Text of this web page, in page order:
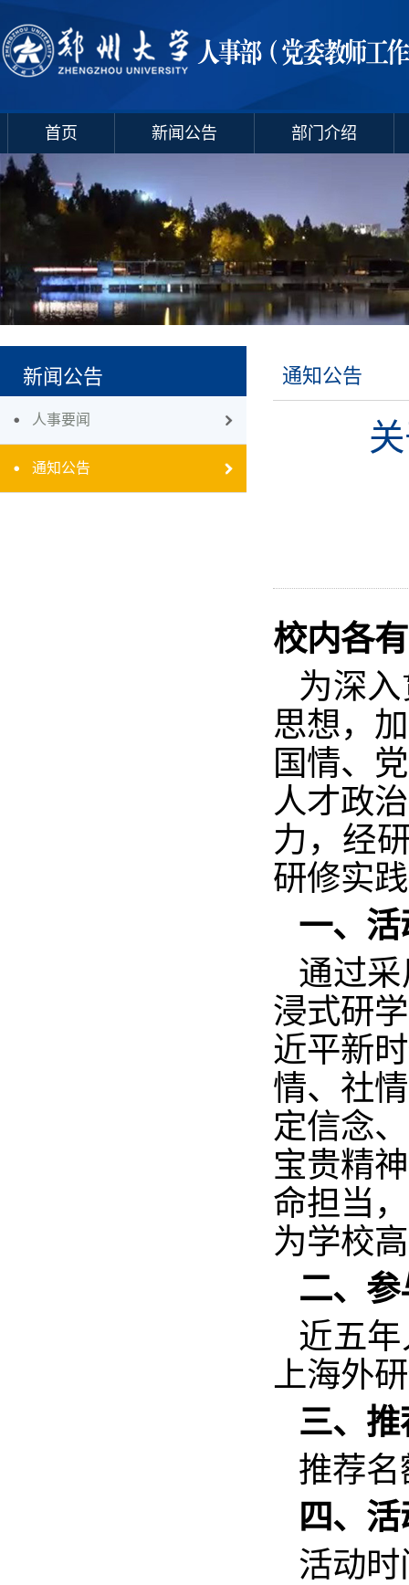
首页 新闻公告 部门介绍
新闻公告
人事要闻
通知公告
通知公告
校内各
为深
思想，
国情、
人才政
力，经
研修实
一、
通过
浸式研
近平新
情、社
定信念
宝贵精
命担当
为学校
二、
近五
上海外
三、
推荐
四、
活动时